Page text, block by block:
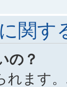
関す
の？
れます